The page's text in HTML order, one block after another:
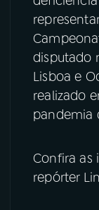
Instagram
TikTok
disputado
Lisboa e
realizado
pandemia
Confira as
repórter